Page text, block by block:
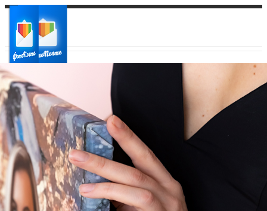
Ваш город:
Ваш регион доставки
Выберите из списка: